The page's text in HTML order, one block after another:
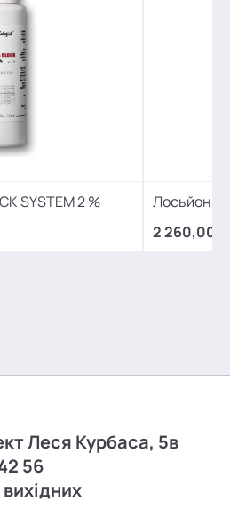
SYSTEM 2 %
Лосьйон 5
2 260,00 ₴
Леся Курбаса, 5в
56